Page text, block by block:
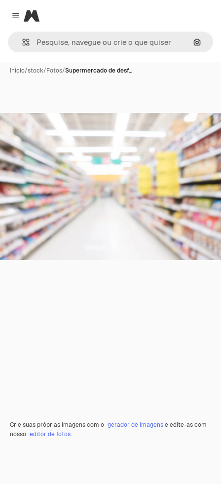
Close menu
Magnific
Início/stock/Fotos/Supermercado de desf…
Crie suas próprias imagens com o gerador de imagense edite-as com
nosso editor de fotos.